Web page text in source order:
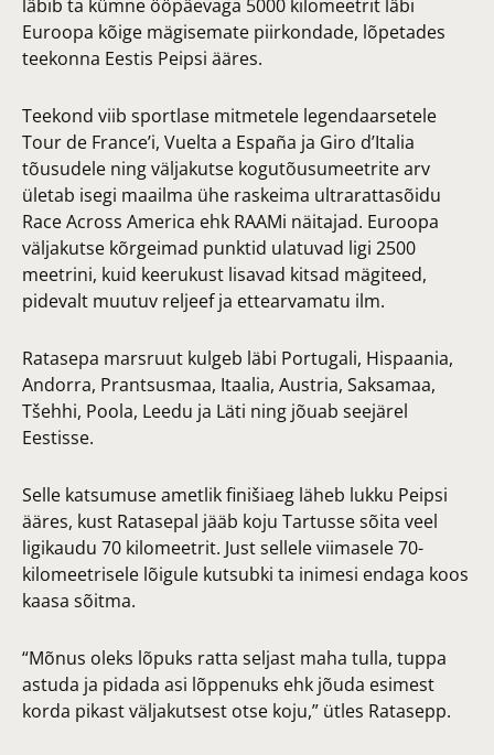
läbib ta kümne ööpäevaga 5000 kilomeetrit läbi
Euroopa kõige mägisemate piirkondade, lõpetades
teekonna Eestis Peipsi ääres.
Teekond viib sportlase mitmetele legendaarsetele
Tour de France’i, Vuelta a España ja Giro d’Italia
tõusudele ning väljakutse kogutõusumeetrite arv
ületab isegi maailma ühe raskeima ultrarattasõidu
Race Across America ehk RAAMi näitajad. Euroopa
väljakutse kõrgeimad punktid ulatuvad ligi 2500
meetrini, kuid keerukust lisavad kitsad mägiteed,
pidevalt muutuv reljeef ja ettearvamatu ilm.
Ratasepa marsruut kulgeb läbi Portugali, Hispaania,
Andorra, Prantsusmaa, Itaalia, Austria, Saksamaa,
Tšehhi, Poola, Leedu ja Läti ning jõuab seejärel
Eestisse.
Selle katsumuse ametlik finišiaeg läheb lukku Peipsi
ääres, kust Ratasepal jääb koju Tartusse sõita veel
ligikaudu 70 kilomeetrit. Just sellele viimasele 70-
kilomeetrisele lõigule kutsubki ta inimesi endaga koos
kaasa sõitma.
“Mõnus oleks lõpuks ratta seljast maha tulla, tuppa
astuda ja pidada asi lõppenuks ehk jõuda esimest
korda pikast väljakutsest otse koju,” ütles Ratasepp.